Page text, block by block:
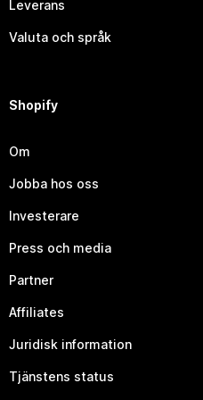
Leverans
Valuta och språk
Shopify
Om
Jobba hos oss
Investerare
Press och media
Partner
Affiliates
Juridisk information
Tjänstens status